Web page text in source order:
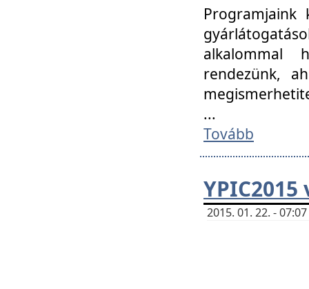
Programjaink
alkalommal
rendezünk,
...
Tovább
YPIC2015
2015. 01. 22. -